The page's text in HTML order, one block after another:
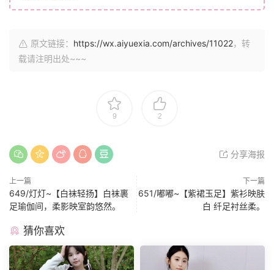
原文链接： https://wx.aiyuexia.com/archives/11022，转
载请注明出处~~~
9 2
分享海报
上一篇
649/灯灯~【白袜轻扬】白袜裹
足瑜伽间，柔影映室韵悠然。
下一篇
651/嘟嘟~【紫裙玉足】紫衫映肤
白 纤足衬丝柔。
猜你喜欢